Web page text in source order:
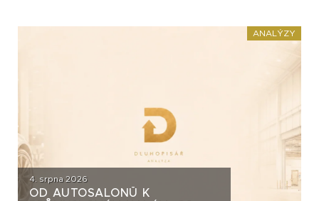
ANALÝZY
4. srpna 2026
OD AUTOSALONŮ K